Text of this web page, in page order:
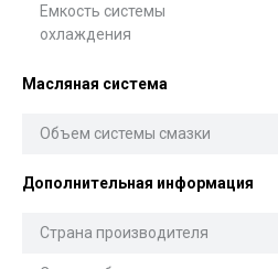
Емкость системы
охлаждения
Масляная система
Объем системы смазки
Дополнительная информация
Страна производителя